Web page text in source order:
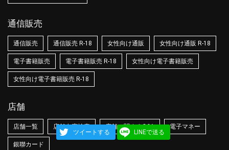
ツイートする LINEで送る
通信販売
通信販売 通信販売 R-18 女性向け通販 女性向け通販 R-18
電子書籍販売 電子書籍販売 R-18 女性向け電子書籍販売
女性向け電子書籍販売 R-18
店舗
店舗一覧 店舗在庫検索 店舗に関するQ&A 電子マネー
銀聯カード